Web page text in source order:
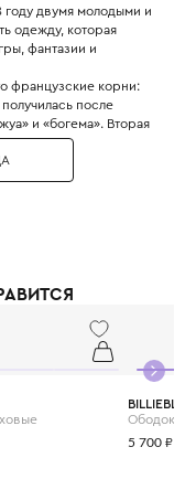
двумя молодыми и
одежду, которая
фантазии и
французские корни:
после
и «богема». Вторая
стиль:
и использование
Ободок
5 700 ₽